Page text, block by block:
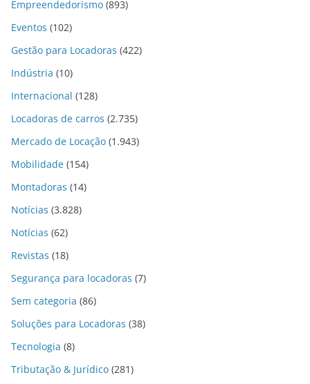
Empreendedorismo (893)
Eventos (102)
Gestão para Locadoras (422)
Indústria (10)
Internacional (128)
Locadoras de carros (2.735)
Mercado de Locação (1.943)
Mobilidade (154)
Montadoras (14)
Notícias (3.828)
Notícias (62)
Revistas (18)
Segurança para locadoras (7)
Sem categoria (86)
Soluções para Locadoras (38)
Tecnologia (8)
Tributação & Jurídico (281)